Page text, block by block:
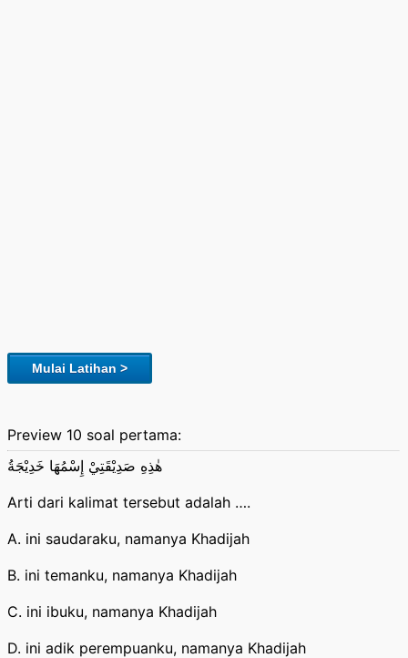
Mulai Latihan >
Preview 10 soal pertama:
هٰذِهِ صَدِيْقَتِيْ إِسْمُهَا خَدِيْجَةُ
Arti dari kalimat tersebut adalah ….
A. ini saudaraku, namanya Khadijah
B. ini temanku, namanya Khadijah
C. ini ibuku, namanya Khadijah
D. ini adik perempuanku, namanya Khadijah